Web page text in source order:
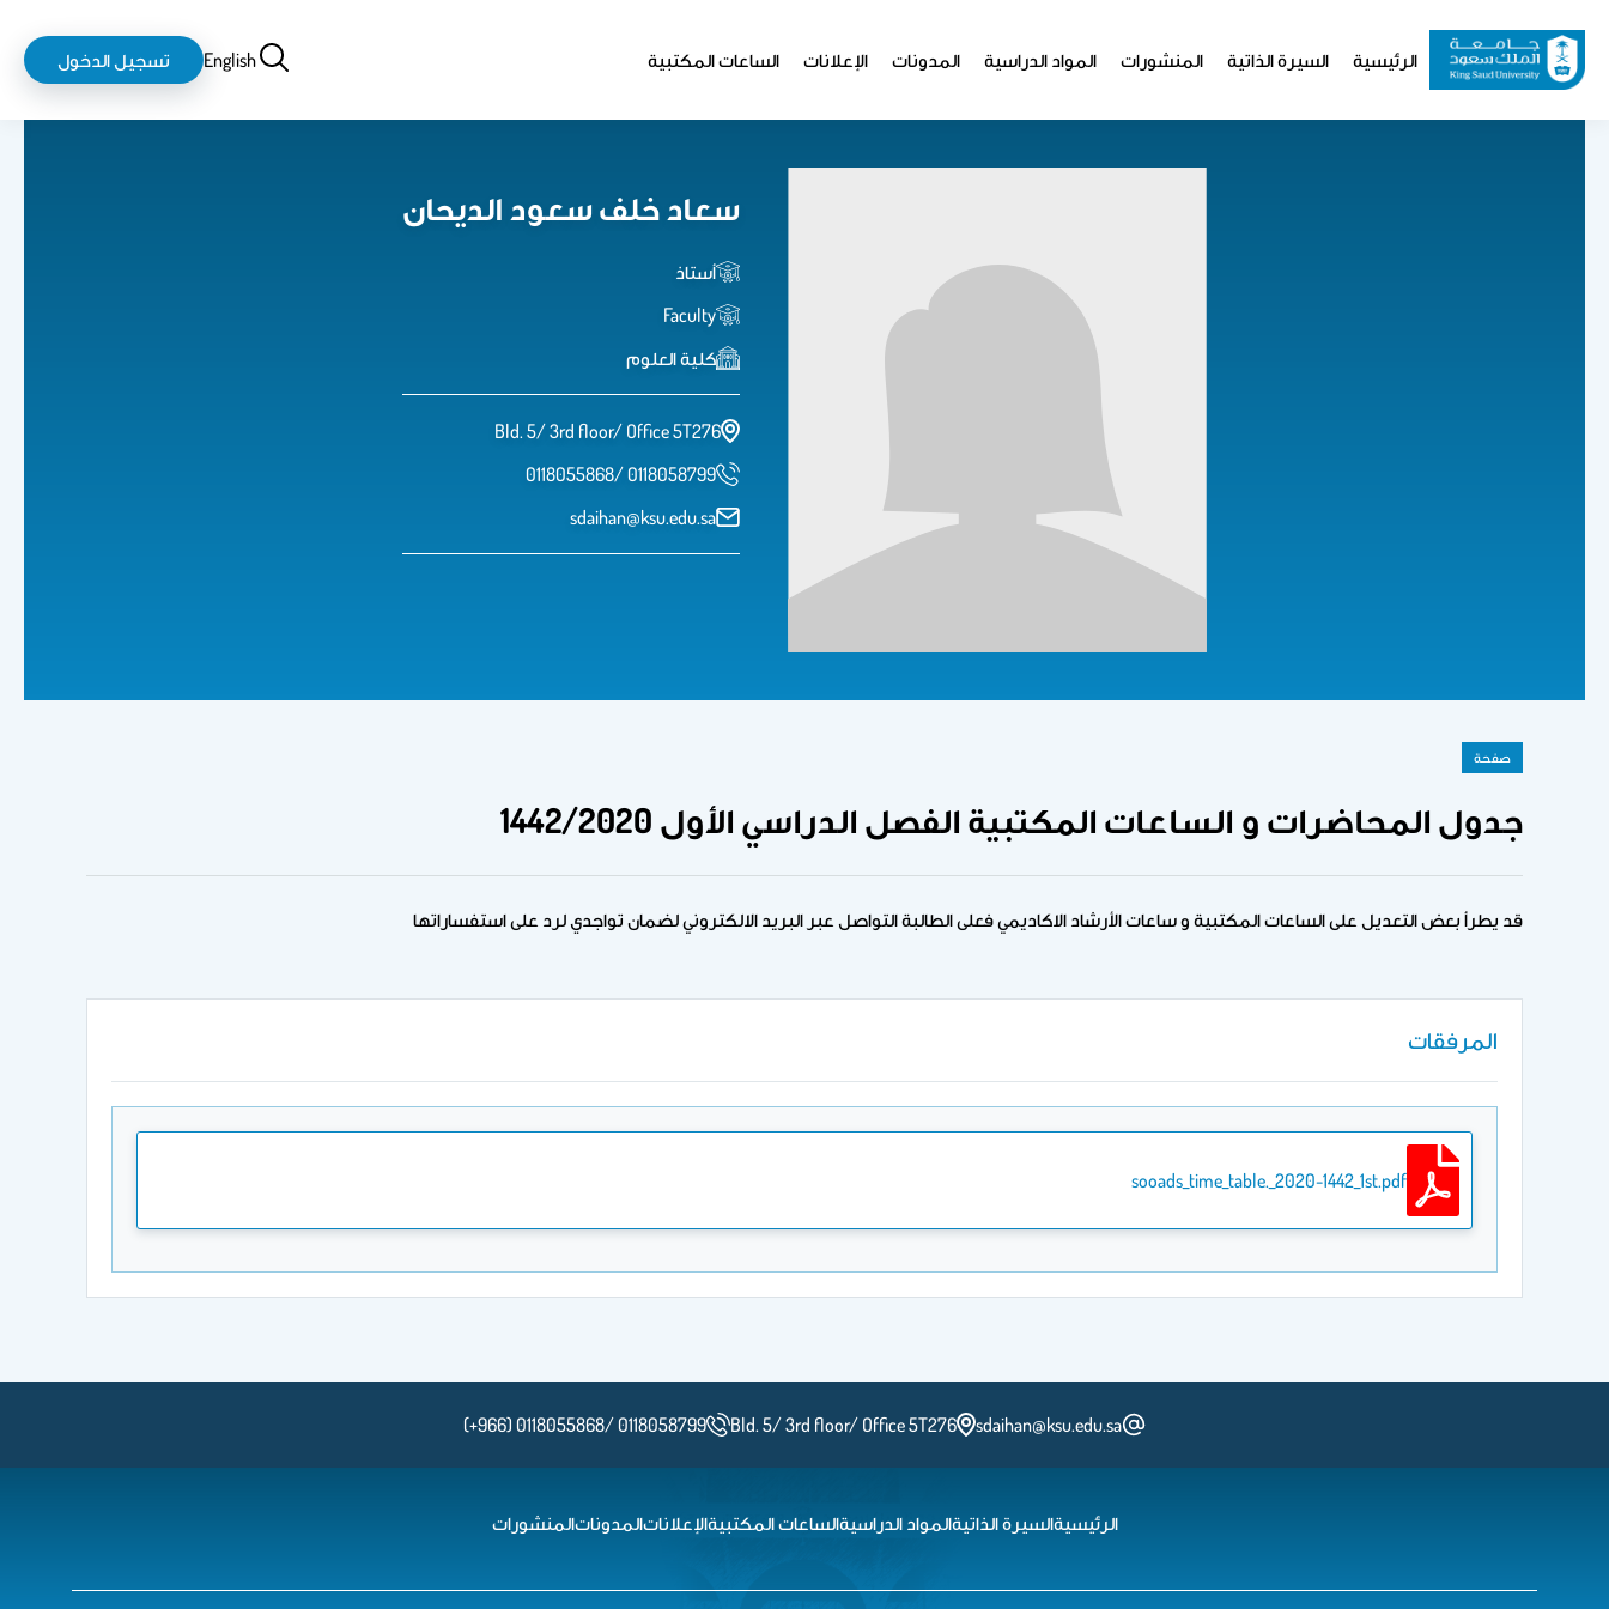
المحتوى
الرئيسي
Website
الرئيسية السيرة الذاتية المنشورات المواد الدراسية المدونات الإعلانات الساعات المكتبية بحثEnglish
login-
logout
تسجيل الدخول
سعاد خلف سعود الديحان
أستاذ
Faculty
كلية العلوم
Bld. 5/ 3rd floor/ Office 5T276
0118055868/ 0118058799
sdaihan@ksu.edu.sa
صفحة
جدول المحاضرات و الساعات المكتبية الفصل الدراسي الأول 1442/2020
قد يطرأ بعض التعديل على الساعات المكتبية و ساعات الأرشاد الاكاديمي فعلى الطالبة التواصل عبر البريد الالكتروني لضمان تواجدي لرد على استفساراتها
المرفقات
sooads_time_table._2020-1442_1st.pdf
sdaihan@ksu.edu.sa
Bld. 5/ 3rd floor/ Office 5T276
(+966) 0118055868/ 0118058799
الرئيسيةالسيرة الذاتيةالمواد الدراسيةالساعات المكتبيةالإعلاناتالمدوناتالمنشورات